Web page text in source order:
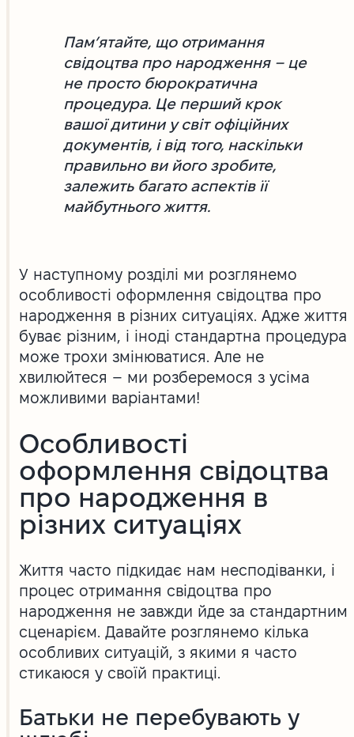
Пам’ятайте, що отримання
свідоцтва про народження – це
не просто бюрократична
процедура. Це перший крок
вашої дитини у світ офіційних
документів, і від того, наскільки
правильно ви його зробите,
залежить багато аспектів її
майбутнього життя.
У наступному розділі ми розглянемо
особливості оформлення свідоцтва про
народження в різних ситуаціях. Адже життя
буває різним, і іноді стандартна процедура
може трохи змінюватися. Але не
хвилюйтеся – ми розберемося з усіма
можливими варіантами!
Особливості
оформлення свідоцтва
про народження в
різних ситуаціях
Життя часто підкидає нам несподіванки, і
процес отримання свідоцтва про
народження не завжди йде за стандартним
сценарієм. Давайте розглянемо кілька
особливих ситуацій, з якими я часто
стикаюся у своїй практиці.
Батьки не перебувають у